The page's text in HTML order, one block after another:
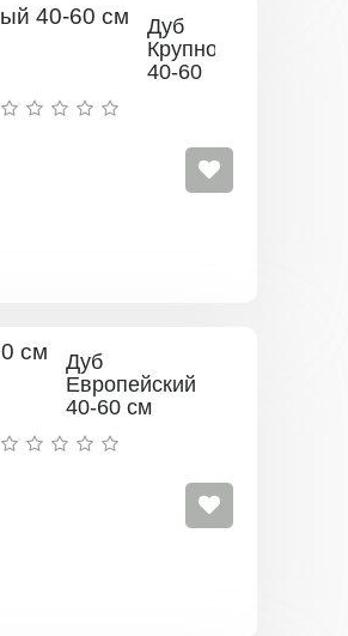
Дуб
40-60
Дуб
Европейский
40-60 см